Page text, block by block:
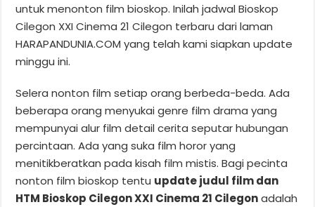
untuk menonton film bioskop. Inilah jadwal Bioskop
Cilegon XXI Cinema 21 Cilegon terbaru dari laman
HARAPANDUNIA.COM yang telah kami siapkan update
minggu ini.
Selera nonton film setiap orang berbeda-beda. Ada
beberapa orang menyukai genre film drama yang
mempunyai alur film detail cerita seputar hubungan
percintaan. Ada yang suka film horor yang
menitikberatkan pada kisah film mistis. Bagi pecinta
nonton film bioskop tentu update judul film dan
HTM Bioskop Cilegon XXI Cinema 21 Cilegonadalah